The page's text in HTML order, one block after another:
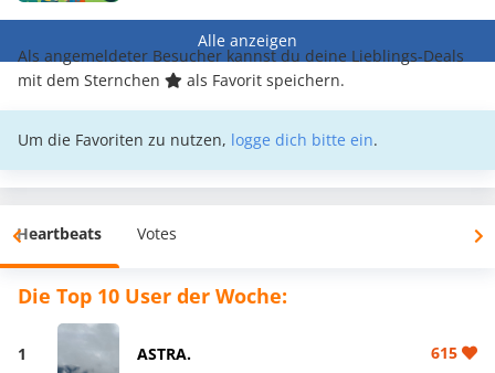
Alle anzeigen
Als angemeldeter Besucher kannst du deine Lieblings-Deals
mit dem Sternchen
als Favorit speichern.
Um die Favoriten zu nutzen, logge dich bitte ein.
Heartbeats Votes
Die Top 10 User der Woche:
1 ASTRA. 615